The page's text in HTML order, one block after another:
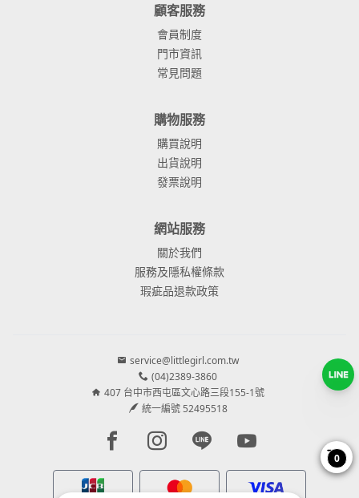
顧客服務
會員制度
門市資訊
常見問題
購物服務
購買說明
出貨說明
發票說明
網站服務
關於我們
服務及隱私權條款
瑕疵品退款政策
service@littlegirl.com.tw
(04)2389-3860
407 台中市西屯區文心路三段155-1號
統一編號 52495518
Facebook page
Instagram page
Line pageYoutube page
0